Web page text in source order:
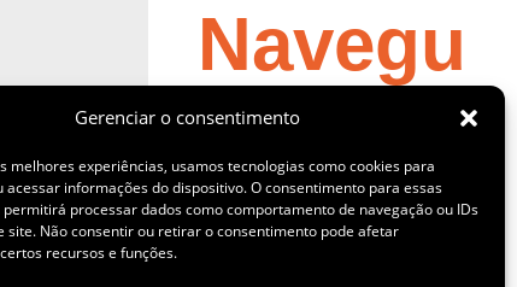
Gerenciar o consentimento
melhores experiências, usamos tecnologias como cookies para
informações do dispositivo. O consentimento para essas
processar dados como comportamento de navegação ou IDs
site. Não consentir ou retirar o consentimento pode afetar
recursos e funções.
Navegu
e
Anglo